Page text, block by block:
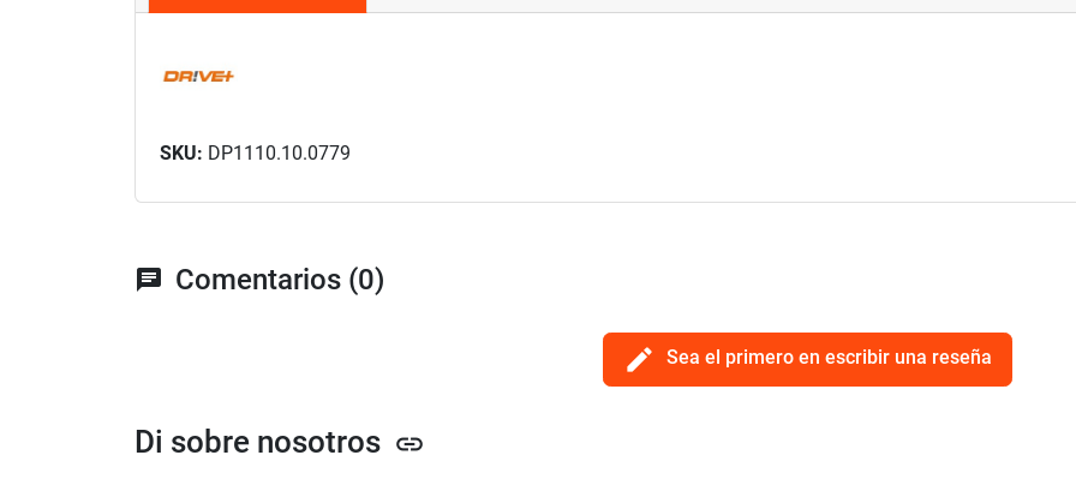
SKU: DP1110.10.0779
chat Comentarios (0)
edit Sea el primero en escribir una reseña
Di sobre nosotros link